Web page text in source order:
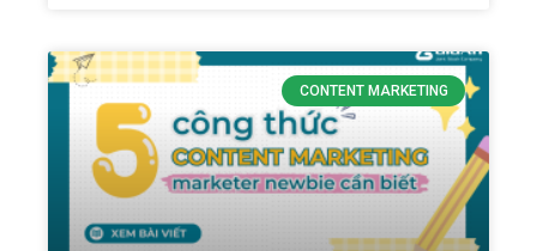
CONTENT MARKETING